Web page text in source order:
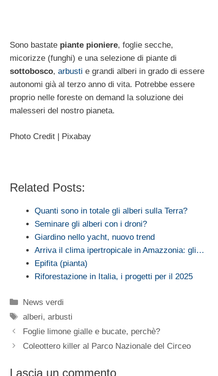
Sono bastate piante pioniere, foglie secche,
micorizze (funghi) e una selezione di piante di
sottobosco, arbusti e grandi alberi in grado di essere
autonomi già al terzo anno di vita. Potrebbe essere
proprio nelle foreste on demand la soluzione dei
malesseri del nostro pianeta.
Photo Credit | Pixabay
Related Posts:
Quanti sono in totale gli alberi sulla Terra?
Seminare gli alberi con i droni?
Giardino nello yacht, nuovo trend
Arriva il clima ipertropicale in Amazzonia: gli…
Epifita (pianta)
Riforestazione in Italia, i progetti per il 2025
Categorie
News verdi
Tag
alberi,arbusti
Foglie limone gialle e bucate, perchè?
Coleottero killer al Parco Nazionale del Circeo
Lascia un commento